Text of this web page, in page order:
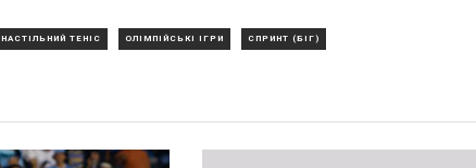
НАСТІЛЬНИЙ ТЕНІС ОЛІМПІЙСЬКІ ІГРИ СПРИНТ (БІГ)